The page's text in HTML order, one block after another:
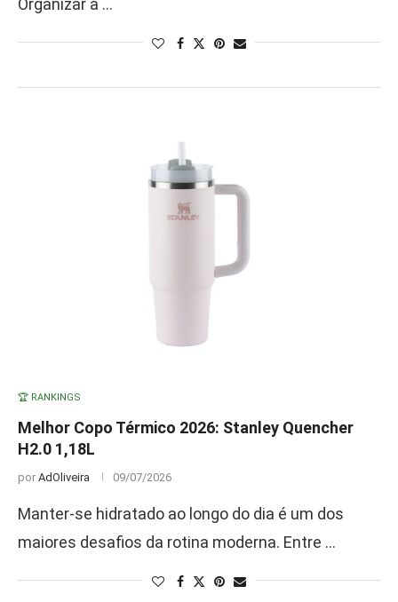
Organizar a …
🏆 RANKINGS
Melhor Copo Térmico 2026: Stanley Quencher
H2.0 1,18L
por AdOliveira 09/07/2026
Manter-se hidratado ao longo do dia é um dos
maiores desafios da rotina moderna. Entre …